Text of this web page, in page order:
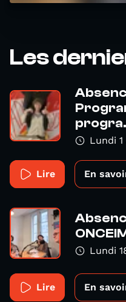
Les
Lundi
Lire En
Lundi
Lire En